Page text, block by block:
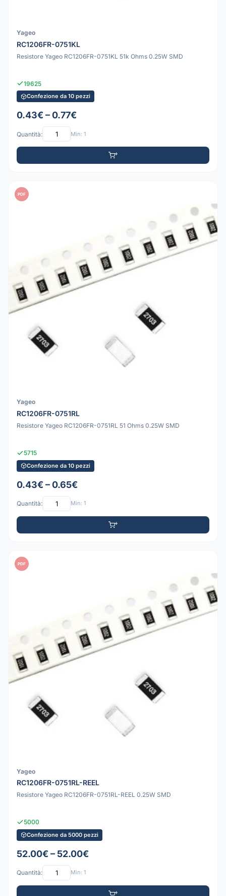
Yageo
RC1206FR-0751KL
Resistore Yageo RC1206FR-0751KL 51k Ohms 0.25W SMD
19625
Confezione da 10 pezzi
0.43€ – 0.77€
Quantità: Min: 1
PDF
Yageo
RC1206FR-0751RL
Resistore Yageo RC1206FR-0751RL 51 Ohms 0.25W SMD
5715
Confezione da 10 pezzi
0.43€ – 0.65€
Quantità: Min: 1
PDF
Yageo
RC1206FR-0751RL-REEL
Resistore Yageo RC1206FR-0751RL-REEL 0.25W SMD
5000
Confezione da 5000 pezzi
52.00€ – 52.00€
Quantità: Min: 1